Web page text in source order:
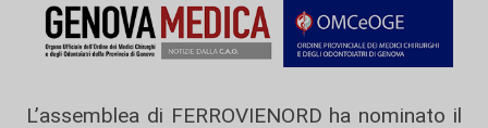
L’assemblea di FERROVIENORD ha nominato il